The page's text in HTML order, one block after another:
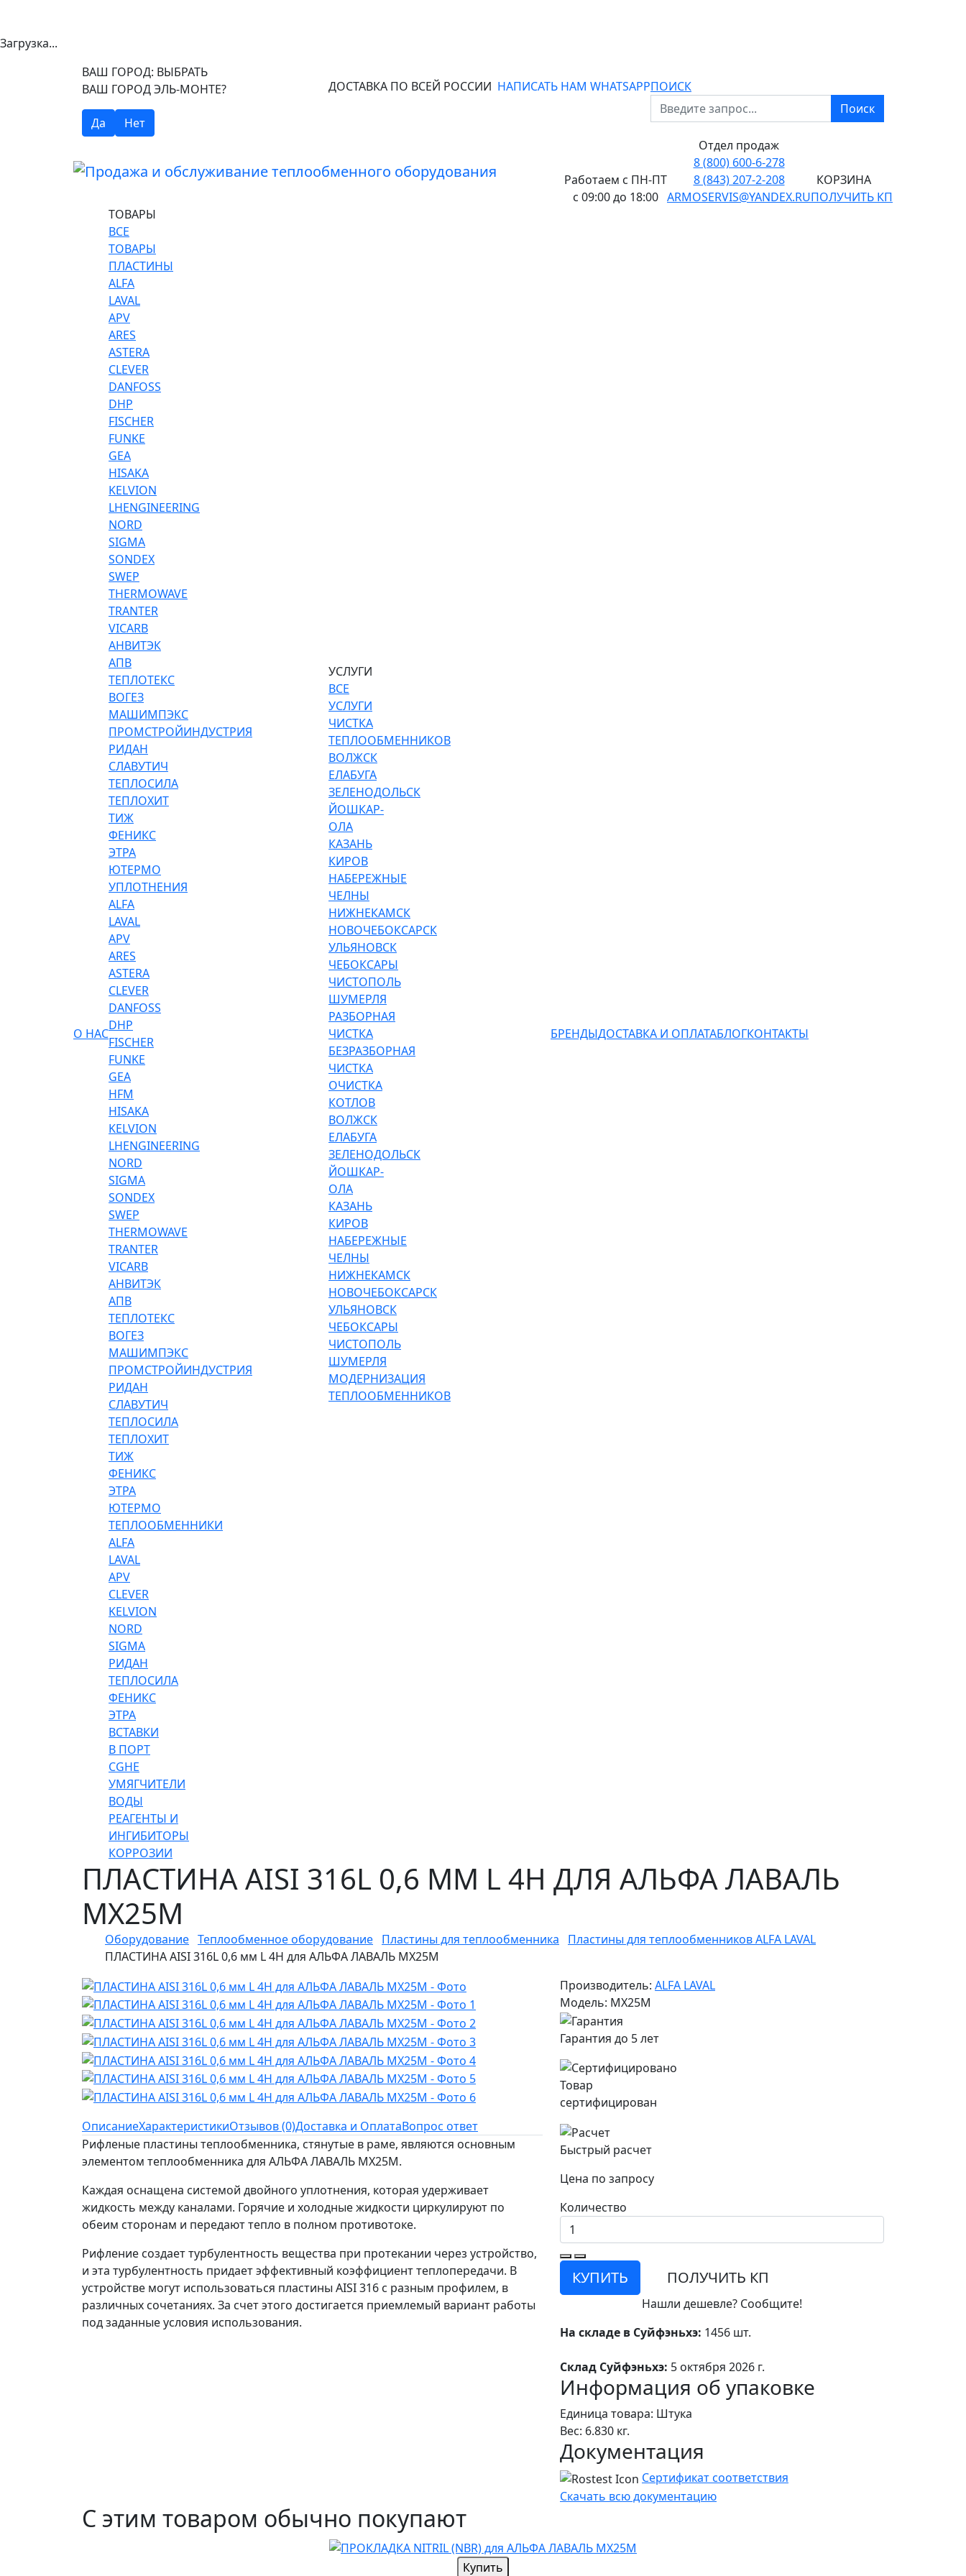
Загрузка...
ВАШ ГОРОД: ВЫБРАТЬ
ВАШ ГОРОД ЭЛЬ-МОНТЕ?
Да Нет
ДОСТАВКА ПО ВСЕЙ РОССИИ НАПИСАТЬ НАМ WHATSAPPПОИСК
Поиск
Работаем с ПН-ПТ
с 09:00 до 18:00
Отдел продаж
8 (800) 600-6-278
8 (843) 207-2-208
ARMOSERVIS@YANDEX.RU
КОРЗИНА
ПОЛУЧИТЬ КП
О НАС
ТОВАРЫ
ВСЕ
ТОВАРЫ
ПЛАСТИНЫ
ALFA
LAVAL
APV
ARES
ASTERA
CLEVER
DANFOSS
DHP
FISCHER
FUNKE
GEA
HISAKA
KELVION
LHENGINEERING
NORD
SIGMA
SONDEX
SWEP
THERMOWAVE
TRANTER
VICARB
АНВИТЭК
АПВ
ТЕПЛОТЕКС
ВОГЕЗ
МАШИМПЭКС
ПРОМСТРОЙИНДУСТРИЯ
РИДАН
СЛАВУТИЧ
ТЕПЛОСИЛА
ТЕПЛОХИТ
ТИЖ
ФЕНИКС
ЭТРА
ЮТЕРМО
УПЛОТНЕНИЯ
ALFA
LAVAL
APV
ARES
ASTERA
CLEVER
DANFOSS
DHP
FISCHER
FUNKE
GEA
HFM
HISAKA
KELVION
LHENGINEERING
NORD
SIGMA
SONDEX
SWEP
THERMOWAVE
TRANTER
VICARB
АНВИТЭК
АПВ
ТЕПЛОТЕКС
ВОГЕЗ
МАШИМПЭКС
ПРОМСТРОЙИНДУСТРИЯ
РИДАН
СЛАВУТИЧ
ТЕПЛОСИЛА
ТЕПЛОХИТ
ТИЖ
ФЕНИКС
ЭТРА
ЮТЕРМО
ТЕПЛООБМЕННИКИ
ALFA
LAVAL
APV
CLEVER
KELVION
NORD
SIGMA
РИДАН
ТЕПЛОСИЛА
ФЕНИКС
ЭТРА
ВСТАВКИ
В ПОРТ
CGHE
УМЯГЧИТЕЛИ
ВОДЫ
РЕАГЕНТЫ И
ИНГИБИТОРЫ
КОРРОЗИИ
УСЛУГИ
ВСЕ
УСЛУГИ
ЧИСТКА
ТЕПЛООБМЕННИКОВ
ВОЛЖСК
ЕЛАБУГА
ЗЕЛЕНОДОЛЬСК
ЙОШКАР-
ОЛА
КАЗАНЬ
КИРОВ
НАБЕРЕЖНЫЕ
ЧЕЛНЫ
НИЖНЕКАМСК
НОВОЧЕБОКСАРСК
УЛЬЯНОВСК
ЧЕБОКСАРЫ
ЧИСТОПОЛЬ
ШУМЕРЛЯ
РАЗБОРНАЯ
ЧИСТКА
БЕЗРАЗБОРНАЯ
ЧИСТКА
ОЧИСТКА
КОТЛОВ
ВОЛЖСК
ЕЛАБУГА
ЗЕЛЕНОДОЛЬСК
ЙОШКАР-
ОЛА
КАЗАНЬ
КИРОВ
НАБЕРЕЖНЫЕ
ЧЕЛНЫ
НИЖНЕКАМСК
НОВОЧЕБОКСАРСК
УЛЬЯНОВСК
ЧЕБОКСАРЫ
ЧИСТОПОЛЬ
ШУМЕРЛЯ
МОДЕРНИЗАЦИЯ
ТЕПЛООБМЕННИКОВ
БРЕНДЫДОСТАВКА И ОПЛАТАБЛОГКОНТАКТЫ
ПЛАСТИНА AISI 316L 0,6 ММ L 4H ДЛЯ АЛЬФА ЛАВАЛЬ
MX25M
Оборудование Теплообменное оборудование Пластины для теплообменника
Пластины для теплообменников ALFA LAVAL
ПЛАСТИНА AISI 316L 0,6 мм L 4H для АЛЬФА ЛАВАЛЬ MX25M
ОписаниеХарактеристикиОтзывов (0)Доставка и ОплатаВопрос ответ
Рифленые пластины теплообменника, стянутые в раме, являются основным
элементом теплообменника для АЛЬФА ЛАВАЛЬ MX25M.
Каждая оснащена системой двойного уплотнения, которая удерживает
жидкость между каналами. Горячие и холодные жидкости циркулируют по
обеим сторонам и передают тепло в полном противотоке.
Рифление создает турбулентность вещества при протекании через устройство,
и эта турбулентность придает эффективный коэффициент теплопередачи. В
устройстве могут использоваться пластины AISI 316 с разным профилем, в
различных сочетаниях. За счет этого достигается приемлемый вариант работы
под заданные условия использования.
Производитель: ALFA LAVAL
Модель: MX25M
Гарантия до 5 лет
Товар
сертифицирован
Быстрый расчет
Цена по запросу
Количество
КУПИТЬ ПОЛУЧИТЬ КП
Нашли дешевле? Сообщите!
На складе в Суйфэньхэ: 1456 шт.
Склад Суйфэньхэ: 5 октября 2026 г.
Информация об упаковке
Единица товара: Штука
Вес: 6.830 кг.
Документация
Сертификат соответствия
Скачать всю документацию
С этим товаром обычно покупают
Купить